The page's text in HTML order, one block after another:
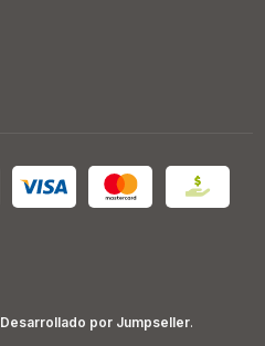
Desarrollado por Jumpseller.